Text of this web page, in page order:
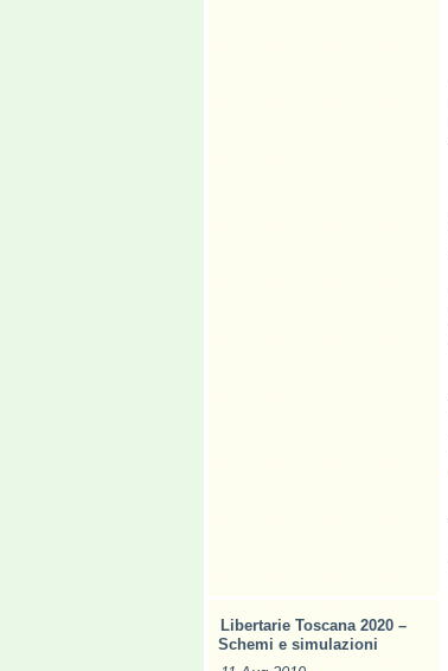
Libertarie Toscana 2020 –
Schemi e simulazioni